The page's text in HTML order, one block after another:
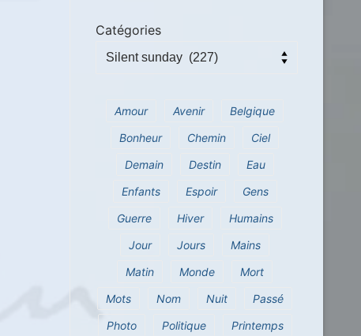
Catégories
Amour Avenir
Belgique
Bonheur
Chemin
Ciel
Demain
Destin
Eau
Enfants
Espoir
Gens
Guerre
Hiver
Humains
Jour
Jours
Mains
Matin
Monde
Mort
Mots
Nom Nuit
Passé
Photo
Politique
Printemps